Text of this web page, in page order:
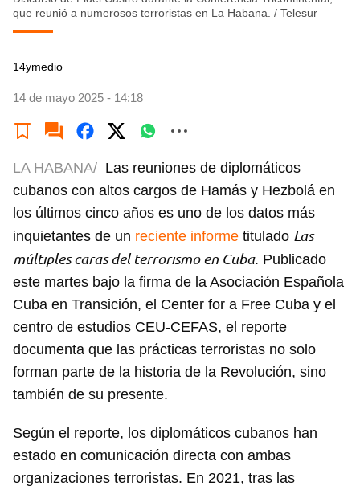
que reunió a numerosos terroristas en La Habana. / Telesur
14ymedio
14 de mayo 2025 - 14:18
LA HABANA/ Las reuniones de diplomáticos
cubanos con altos cargos de Hamás y Hezbolá en
los últimos cinco años es uno de los datos más
inquietantes de un reciente informe titulado Las
múltiples caras del terrorismo en Cuba. Publicado
este martes bajo la firma de la Asociación Española
Cuba en Transición, el Center for a Free Cuba y el
centro de estudios CEU-CEFAS, el reporte
documenta que las prácticas terroristas no solo
forman parte de la historia de la Revolución, sino
también de su presente.
Según el reporte, los diplomáticos cubanos han
estado en comunicación directa con ambas
organizaciones terroristas. En 2021, tras las